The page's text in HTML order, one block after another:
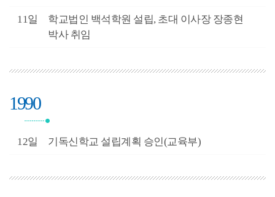
11일
학교법인 백석학원 설립, 초대 이사장 장종현
박사 취임
1990
12일 기독신학교 설립계획 승인(교육부)